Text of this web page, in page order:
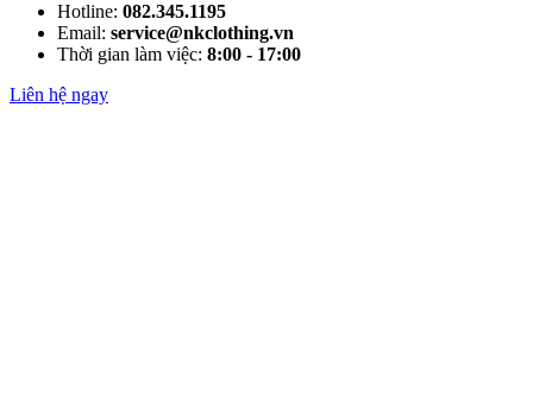
Hotline: 082.345.1195
Email: service@nkclothing.vn
Thời gian làm việc: 8:00 - 17:00
Liên hệ ngay